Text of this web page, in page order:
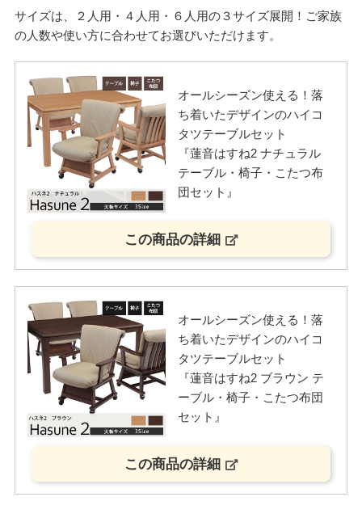
サイズは、２人用・４人用・６人用の３サイズ展開！ご家族
の人数や使い方に合わせてお選びいただけます。
オールシーズン使える！落
ち着いたデザインのハイコ
タツテーブルセット
『蓮音はすね2 ナチュラル
テーブル・椅子・こたつ布
団セット』
この商品の詳細
オールシーズン使える！落
ち着いたデザインのハイコ
タツテーブルセット
『蓮音はすね2 ブラウン テ
ーブル・椅子・こたつ布団
セット』
この商品の詳細